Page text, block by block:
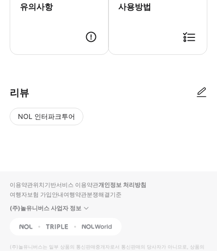
유의사항 사용방법
리뷰
NOL 인터파크투어
입니
다.
높
동
순
상
이용약관위치기반서비스 이용약관개인정보 처리방침
여행자보험 가입안내여행약관분쟁해결기준
(주)놀유니버스 사업자 정보
NOL Triple Interpark Global
(주)놀유니버스는 일부 상품의 통신판매중개자로서 통신판매의 당사자가 아니므로, 상품의